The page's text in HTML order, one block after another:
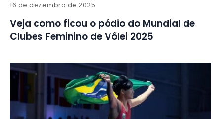
16 de dezembro de 2025
Veja como ficou o pódio do Mundial de
Clubes Feminino de Vôlei 2025